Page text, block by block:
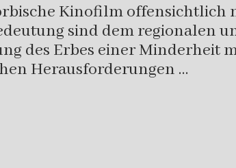
Kinofilm offensichtlich
sind dem regionalen
des Erbes einer
Herausforderungen …